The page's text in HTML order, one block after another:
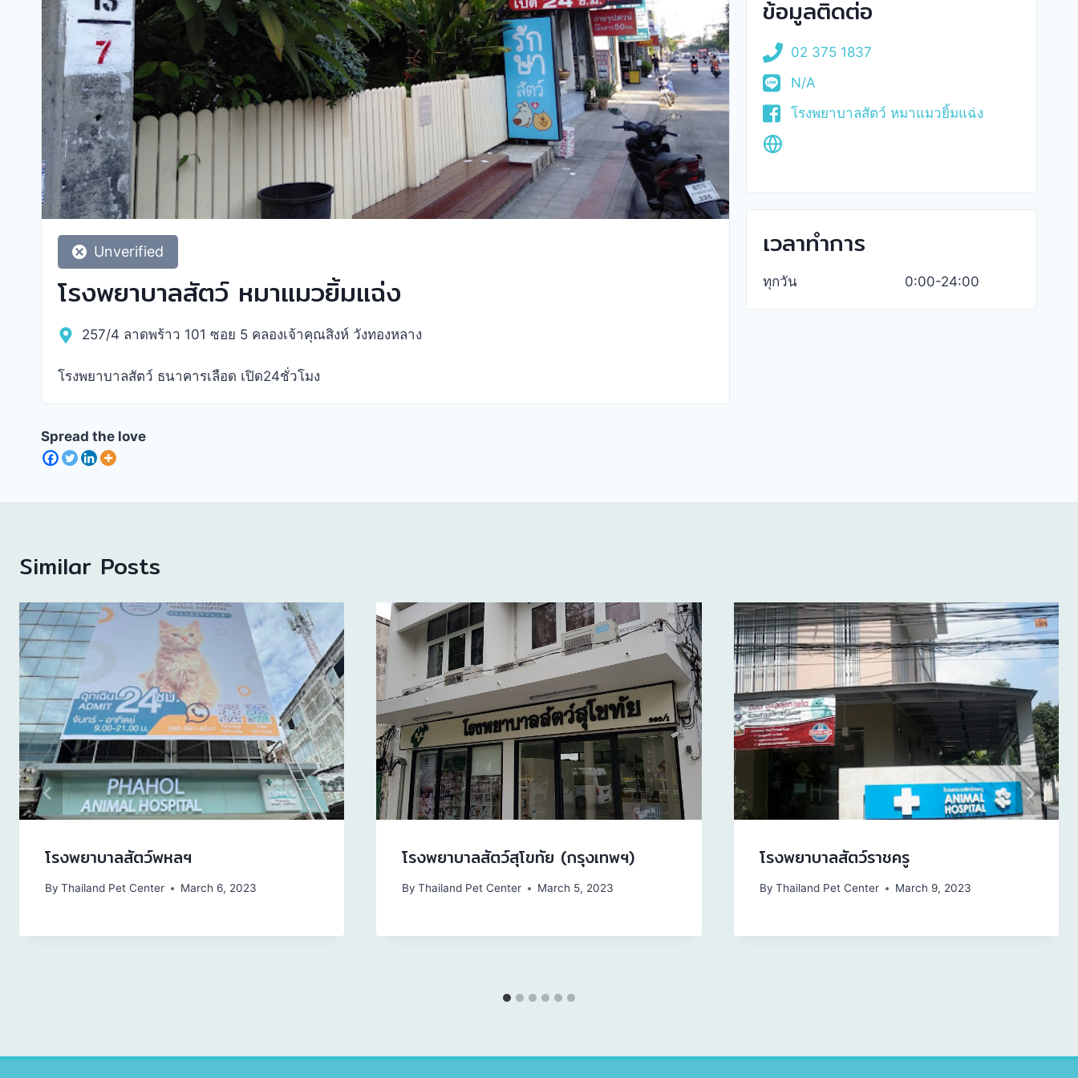
Unverified
โรงพยาบาลสัตว์ หมาแมวยิ้มแฉ่ง
257/4 ลาดพร้าว 101 ซอย 5 คลองเจ้าคุณสิงห์ วังทองหลาง
โรงพยาบาลสัตว์ ธนาคารเลือด เปิด24ชั่วโมง
ข้อมูลติดต่อ
02 375 1837
N/A
โรงพยาบาลสัตว์ หมาแมวยิ้มแฉ่ง
เวลาทำการ
ทุกวัน 0:00-24:00
Spread the love
Similar Posts
โรงพยาบาลสัตว์พหลฯ
By Thailand Pet Center March 6, 2023
โรงพยาบาลสัตว์สุโขทัย (กรุงเทพฯ)
By Thailand Pet Center March 5, 2023
โรงพยาบาลสัตว์ราชครู
By Thailand Pet Center March 9, 2023